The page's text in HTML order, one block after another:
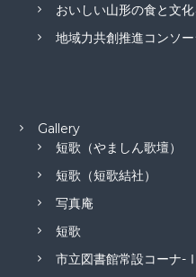
おいしい山形の食と文
地域力共創推進コンソ
Gallery
短歌（やましん歌壇）
短歌（短歌結社）
写真庵
短歌
市立図書館常設コーナ-Ⅰ